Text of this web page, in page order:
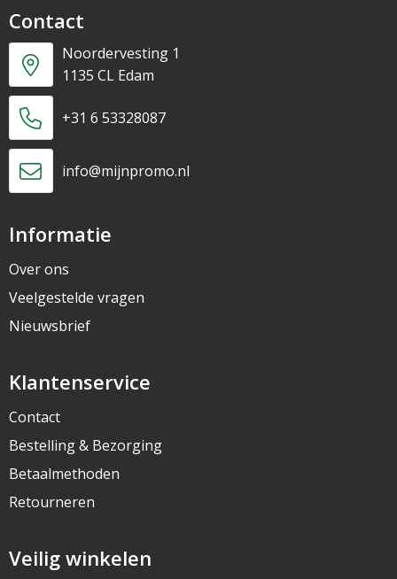
Contact
Noordervesting 1
1135 CL Edam
+31 6 53328087
info@mijnpromo.nl
Informatie
Over ons
Veelgestelde vragen
Nieuwsbrief
Klantenservice
Contact
Bestelling & Bezorging
Betaalmethoden
Retourneren
Veilig winkelen